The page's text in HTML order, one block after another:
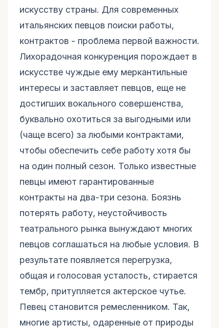
искусству страны. Для современных
итальянских певцов поиски работы,
контрактов - проблема первой важности.
Лихорадочная конкуренция порождает в
искусстве чуждые ему меркантильные
интересы и заставляет певцов, еще не
достигших вокального совершенства,
буквально охотиться за выгодными или
(чаще всего) за любыми контрактами,
чтобы обеспечить себе работу хотя бы
на один полный сезон. Только известные
певцы имеют гарантированные
контракты на два-три сезона. Боязнь
потерять работу, неустойчивость
театрального рынка вынуждают многих
певцов соглашаться на любые условия. В
результате появляется перегрузка,
общая и голосовая усталость, стирается
тембр, притупляется актерское чутье.
Певец становится ремесленником. Так,
многие артисты, одаренные от природы